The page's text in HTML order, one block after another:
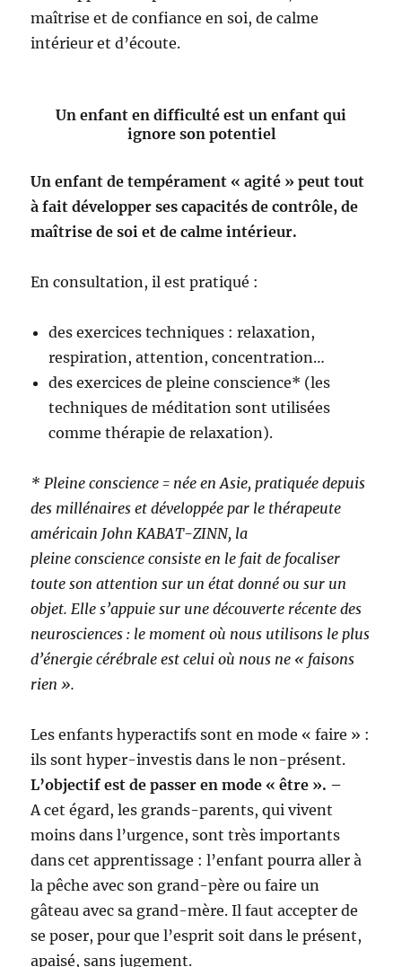
maîtrise et de confiance en soi, de calme
intérieur et d’écoute.
Un enfant en difficulté est un enfant qui
ignore son potentiel
Un enfant de tempérament « agité » peut tout
à fait développer ses capacités de contrôle, de
maîtrise de soi et de calme intérieur.
En consultation, il est pratiqué :
des exercices techniques : relaxation,
respiration, attention, concentration…
des exercices de pleine conscience* (les
techniques de méditation sont utilisées
comme thérapie de relaxation).
* Pleine conscience = née en Asie, pratiquée depuis
des millénaires et développée par le thérapeute
américain John KABAT-ZINN, la
pleine conscience consiste en le fait de focaliser
toute son attention sur un état donné ou sur un
objet. Elle s’appuie sur une découverte récente des
neurosciences : le moment où nous utilisons le plus
d’énergie cérébrale est celui où nous ne « faisons
rien ».
Les enfants hyperactifs sont en mode « faire » :
ils sont hyper-investis dans le non-présent.
L’objectif est de passer en mode « être ». –
A cet égard, les grands-parents, qui vivent
moins dans l’urgence, sont très importants
dans cet apprentissage : l’enfant pourra aller à
la pêche avec son grand-père ou faire un
gâteau avec sa grand-mère. Il faut accepter de
se poser, pour que l’esprit soit dans le présent,
apaisé, sans jugement.